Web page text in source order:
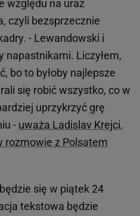
względu na uraz
czyli bezsprzecznie
- Lewandowski i
napastnikami. Liczyłem,
bo to byłoby najlepsze
się robić wszystko, co w
uprzykrzyć grę
- uważa Ladislav Krejci,
rozmowie z Polsatem
się w piątek 24
tekstowa będzie